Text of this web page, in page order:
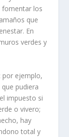
fomentar los
que
En
verdes y
por ejemplo,
pudiera
impuesto si
o vivero;
hay
total y